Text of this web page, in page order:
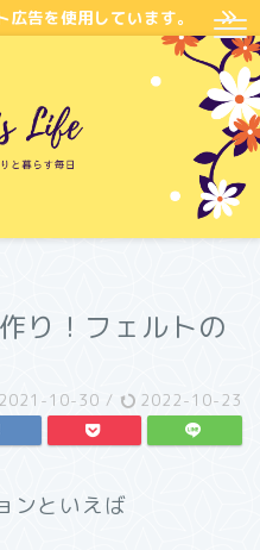
告を使用しています。
り！フェルトの
2021-10-30 / 2022-10-23
ンといえば